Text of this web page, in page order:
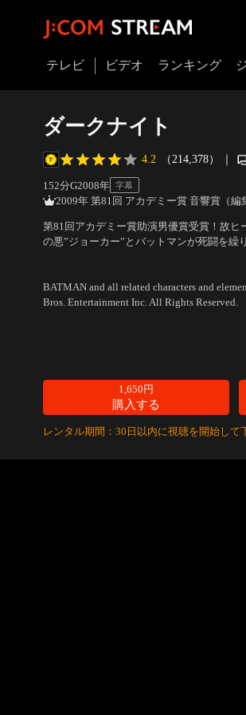
テレビ ビデオ ランキング
ダークナイト
4.2 （214,378） ｜
152分G2008年 字幕
2009年 第81回 アカデミー賞 音響賞（
第81回アカデミー賞助演男優賞受賞！故
の悪”ジョーカー”とバットマンが死闘を繰
BATMAN and all related characters and
Bros. Entertainment Inc. All Rights Reserved.
1,650円
購入する
レンタル期間：30日以内に視聴を開始して